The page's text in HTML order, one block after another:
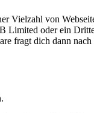
Vielzahl von
Limited oder ein
fragt dich dann